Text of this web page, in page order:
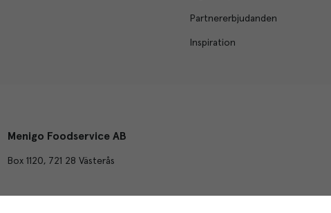
Partnererbjudanden
Inspiration
Menigo Foodservice AB
Box 1120, 721 28 Västerås